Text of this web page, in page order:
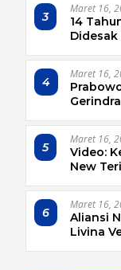
3
Maret 16,
14
4
Maret 16,
5
Maret 16,
Video:
New
6
Maret 16,
Aliansi
Livina